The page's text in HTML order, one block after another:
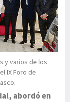
y varios de los
IX Foro de
abordó en